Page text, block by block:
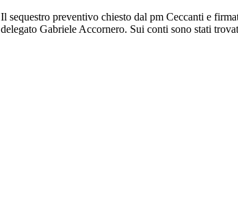
Il sequestro preventivo chiesto dal pm Ceccanti e
delegato Gabriele Accornero. Sui conti sono stati